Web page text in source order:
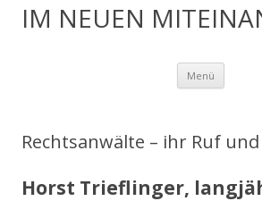
IM NEUEN
Menü Zum
Rechtsanwälte – ihr Ruf
Horst Trieflinger,